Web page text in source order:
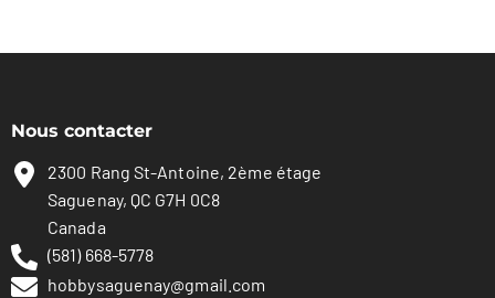
Nous contacter
2300 Rang St-Antoine, 2ème étage
Saguenay, QC G7H 0C8
Canada
(581) 668-5778
hobbysaguenay@gmail.com